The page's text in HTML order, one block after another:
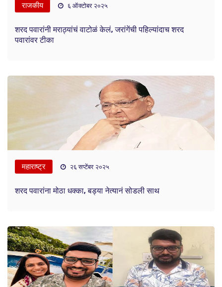
राजकीय ६ ऑक्टोबर २०२५
शरद पवारांनी मराठ्यांचं वाटोळं केलं, जरांगेंची पहिल्यांदाच शरद
पवारांवर टीका
महाराष्ट्र २६ सप्टेंबर २०२५
शरद पवारांना मोठा धक्का, बड्या नेत्यानं सोडली साथ